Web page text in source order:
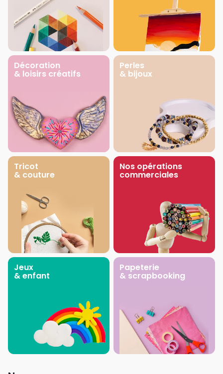
Décoration
& loisirs créatifs
Perles
& bijoux
Tricot
& couture
Nos opérations
commerciales
Jeux
& enfant
Papeterie
& scrapbooking